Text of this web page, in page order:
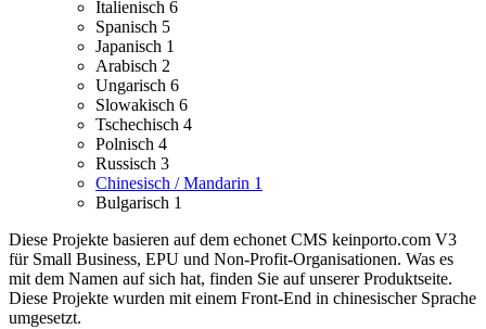
Italienisch 6
Spanisch 5
Japanisch 1
Arabisch 2
Ungarisch 6
Slowakisch 6
Tschechisch 4
Polnisch 4
Russisch 3
Chinesisch / Mandarin 1
Bulgarisch 1
Diese Projekte basieren auf dem echonet CMS keinporto.com V3
für Small Business, EPU und Non-Profit-Organisationen. Was es
mit dem Namen auf sich hat, finden Sie auf unserer Produktseite.
Diese Projekte wurden mit einem Front-End in chinesischer Sprache
umgesetzt.